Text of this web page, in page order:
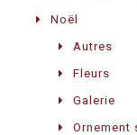
Noël
Autres
Fleurs
Galerie
Ornement